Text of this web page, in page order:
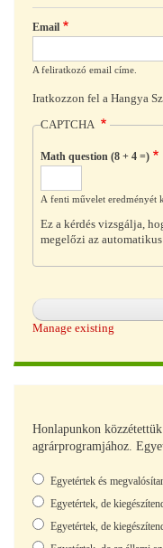
Email
A feliratkozó email címe.
Iratkozzon fel a Hangya
CAPTCHA
Math question (8 + 4 =)
A fenti művelet eredményét
Ez a kérdés vizsgálja,
megelőzi az
Manage existing
Honlapunkon
agrárprogramjához.
Választások
Egyetértek és
Egyetértek, de
Egyetértek, de